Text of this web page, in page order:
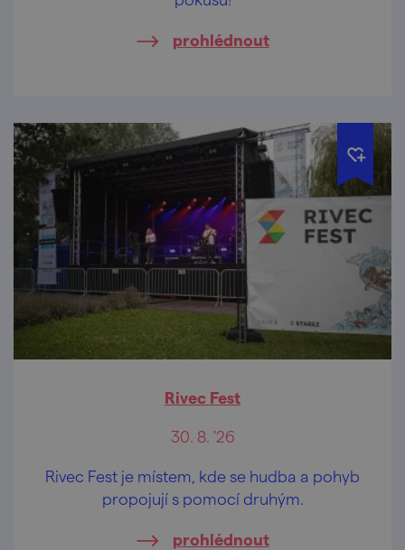
prohlédnout
Rivec Fest
30. 8. '26
Rivec Fest je místem, kde se hudba a pohyb
propojují s pomocí druhým.
prohlédnout